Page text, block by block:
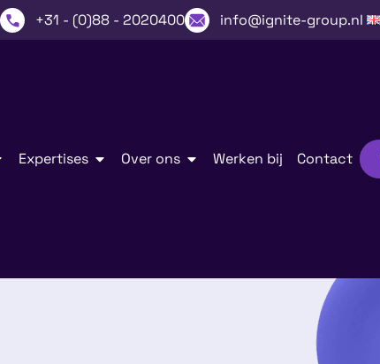
+31 - (0)88 - 2020400 info@ignite-group.nl
Expertises Over ons Werken bij Contact